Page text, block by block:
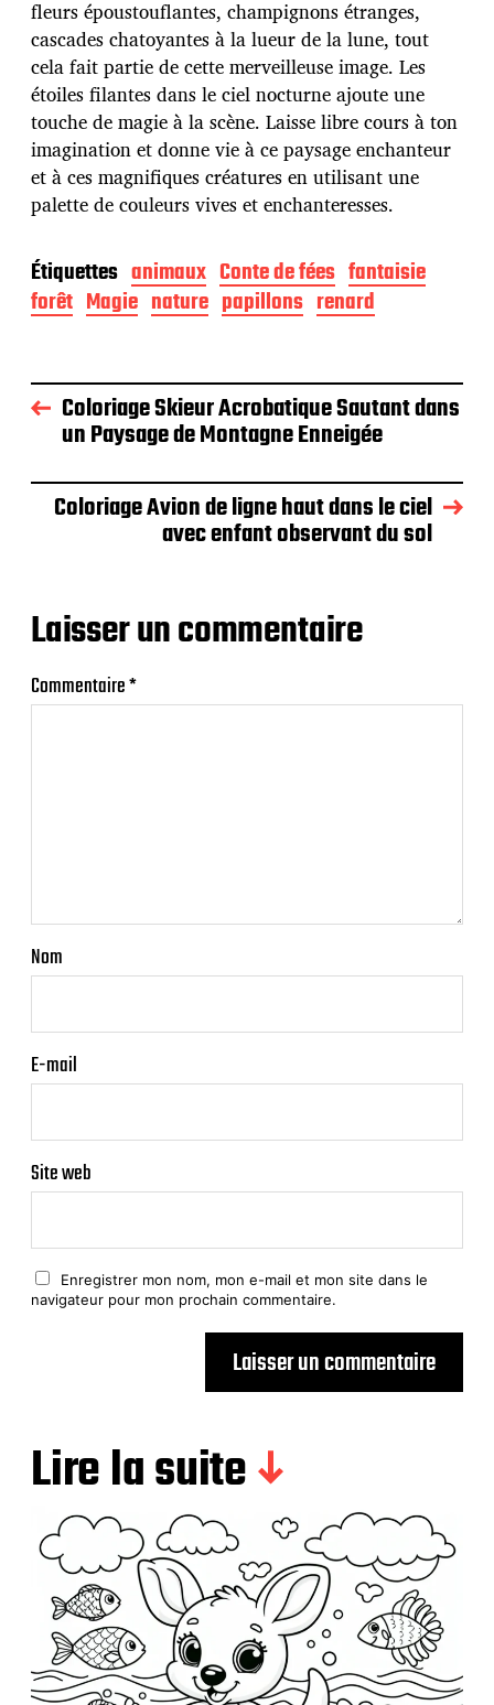
i
o
n
fleurs époustouflantes, champignons étranges,
cascades chatoyantes à la lueur de la lune, tout
cela fait partie de cette merveilleuse image. Les
étoiles filantes dans le ciel nocturne ajoute une
touche de magie à la scène. Laisse libre cours à ton
imagination et donne vie à ce paysage enchanteur
et à ces magnifiques créatures en utilisant une
palette de couleurs vives et enchanteresses.
Étiquettes animaux Conte de fées fantaisie
forêt Magie nature papillons renard
Coloriage Skieur Acrobatique Sautant dans
un Paysage de Montagne Enneigée
Coloriage Avion de ligne haut dans le ciel
avec enfant observant du sol
Laisser un commentaire
Commentaire*
Nom
E-mail
Site web
Enregistrer mon nom, mon e-mail et mon site dans le
navigateur pour mon prochain commentaire.
Lire la suite